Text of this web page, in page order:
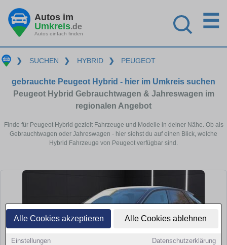
Alle Cookies akzeptieren Alle Cookies ablehnen
Einstellungen Datenschutzerklärung
Autos im
Umkreis.de
Autos einfach finden
☰
❯ SUCHEN ❯ HYBRID ❯ PEUGEOT
gebrauchte Peugeot Hybrid - hier im Umkreis suchen
Peugeot Hybrid Gebrauchtwagen & Jahreswagen im
regionalen Angebot
Finde für Peugeot Hybrid gezielt Fahrzeuge und Modelle in deiner Nähe. Ob als
Gebrauchtwagen oder Jahreswagen - hier siehst du auf einen Blick, welche
Hybrid Fahrzeuge von Peugeot verfügbar sind.